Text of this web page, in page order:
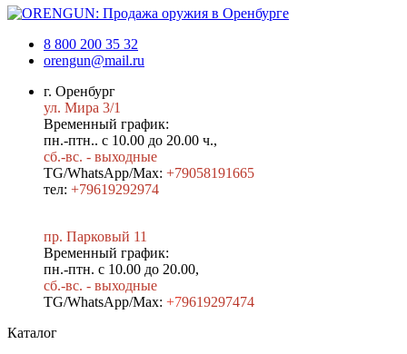
8 800 200 35 32
orengun@mail.ru
г. Оренбург
ул. Мира 3/1
Временный график:
пн.-птн.. с 10.00 до 20.00 ч.,
сб.-вс. - выходные
TG/WhatsApp/Max: +79058191665
тел: +79619292974
пр. Парковый 11
Временный график:
пн.-птн. с 10.00 до 20.00,
сб.-вс. - выходные
TG/WhatsApp/Max: +79619297474
Каталог